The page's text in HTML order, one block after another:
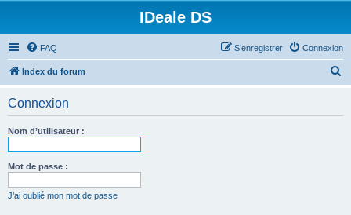
IDeale DS
FAQ Connexion
S’enregistrer
Index du forum
Connexion
Nom d’utilisateur :
Mot de passe :
J’ai oublié mon mot de passe